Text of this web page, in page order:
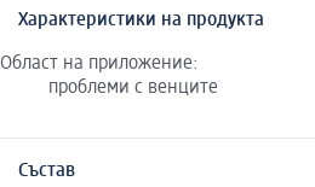
Характеристики на продукта
Област на приложение:
проблеми с венците
Състав